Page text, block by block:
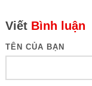
Viết Bình luận
TÊN CỦA BẠN